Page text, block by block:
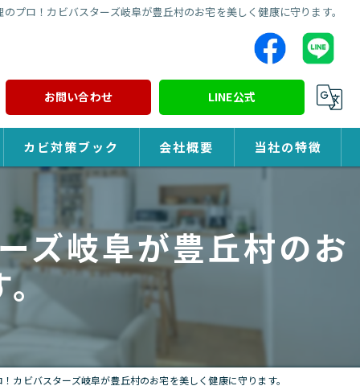
プロ！カビバスターズ岐阜が豊丘村のお宅を美しく健康に守ります。
お問い合わせ LINE公式
カビ対策ブック 会社概要 当社の特徴
除カビ
ズ岐阜が豊丘村のお
。
カビバスターズ岐阜が豊丘村のお宅を美しく健康に守ります。